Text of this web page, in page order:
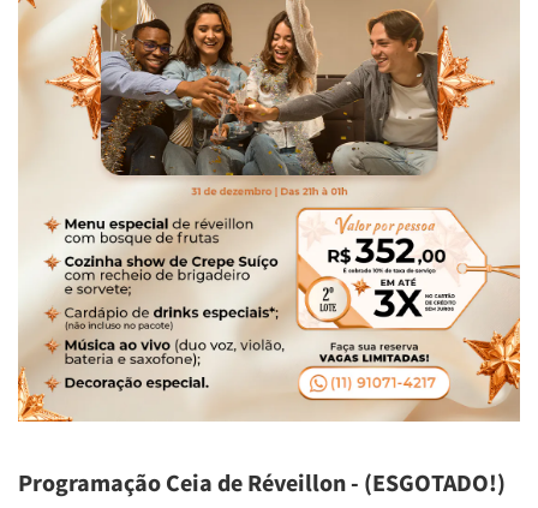
Programação Ceia de Réveillon - (ESGOTADO!)